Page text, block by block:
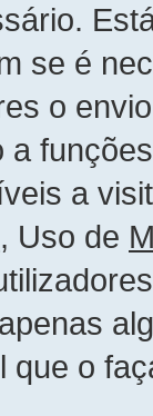
se é
o
a
a
, Uso de
que o